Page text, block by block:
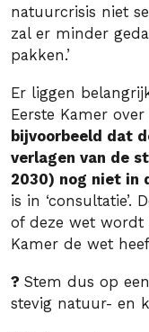
natuurcrisis niet
zal er minder
pakken.’
Er liggen
Eerste Kamer
bijvoorbeeld dat
verlagen van de
2030) nog niet in
is in ‘consultatie’.
of deze wet wordt
Kamer de wet
? Stem dus op
stevig natuur- en